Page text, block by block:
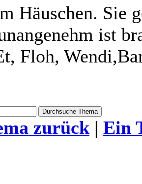
Häuschen. Sie
ist
Floh,
zurück | Ein